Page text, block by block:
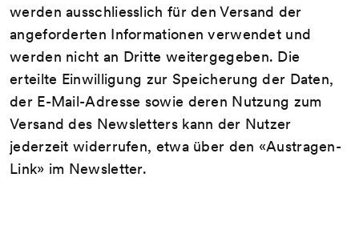
werden ausschliesslich für den Versand der
angeforderten Informationen verwendet und
werden nicht an Dritte weitergegeben. Die
erteilte Einwilligung zur Speicherung der Daten,
der E-Mail-Adresse sowie deren Nutzung zum
Versand des Newsletters kann der Nutzer
jederzeit widerrufen, etwa über den «Austragen-
Link» im Newsletter.